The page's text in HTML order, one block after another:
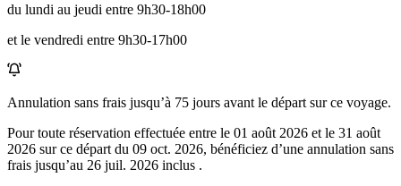
du lundi au jeudi entre 9h30-18h00
et le vendredi entre 9h30-17h00
Annulation sans frais jusqu’à 75 jours avant le départ sur ce voyage.
Pour toute réservation effectuée entre le 01 août 2026 et le 31 août
2026 sur ce départ du 09 oct. 2026, bénéficiez d’une annulation sans
frais jusqu’au 26 juil. 2026 inclus .